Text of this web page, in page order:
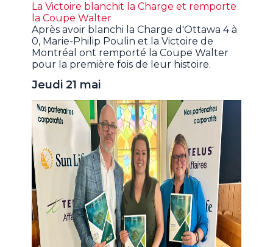
La Victoire blanchit la Charge et remporte
la Coupe Walter
Après avoir blanchi la Charge d'Ottawa 4 à
0, Marie-Philip Poulin et la Victoire de
Montréal ont remporté la Coupe Walter
pour la première fois de leur histoire.
Jeudi 21 mai